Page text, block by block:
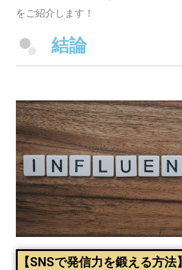
をご紹介します！
結論
【SNSで発信力を鍛える方法】